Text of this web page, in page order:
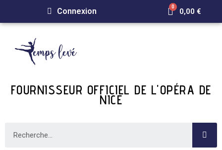
Connexion 0,00 €
FOURNISSEUR OFFICIEL DE L'OPÉRA DE
NICE